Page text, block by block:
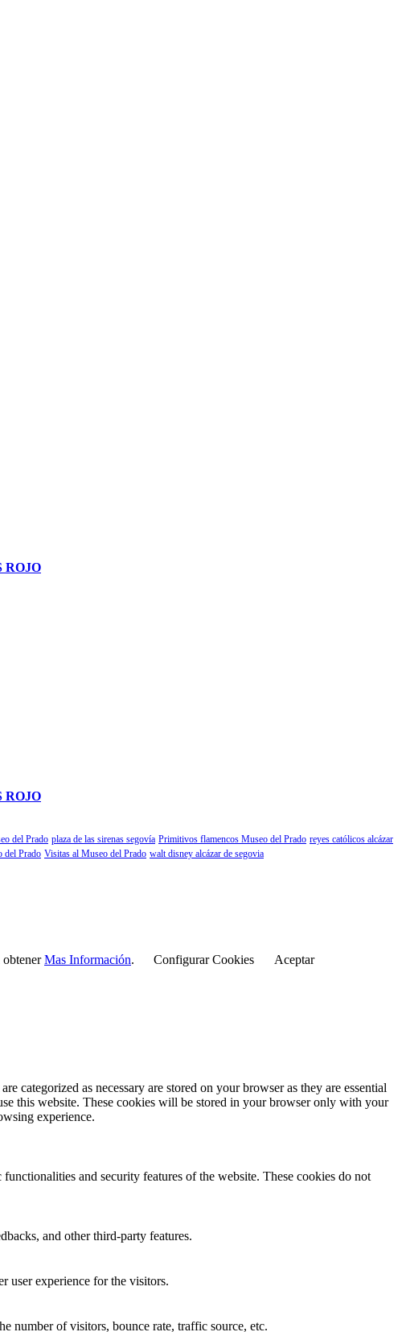
ROJO
ROJO
del Prado plaza de las sirenas segovía Primitivos flamencos Museo del Prado reyes católicos alcázar
del Prado Visitas al Museo del Prado walt disney alcázar de segovia
obtenerMas Información. Configurar Cookies
Aceptar
categorized as necessary are stored on your browser as they are essential
this website. These cookies will be stored in your browser only with your
experience.
and security features of the website. These cookies do not
and other third-party features.
user experience for the visitors.
number of visitors, bounce rate, traffic source, etc.